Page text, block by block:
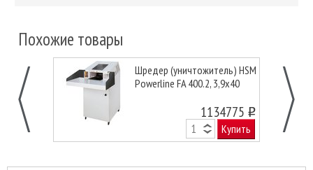
Похожие товары
Шредер (уничтожитель) HSM
Powerline FA 400.2, 3,9х40
1134775 o
Купить